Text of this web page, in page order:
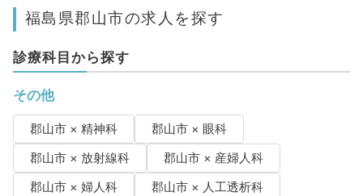
福島県郡山市の求人を探す
診療科目から探す
その他
郡山市 × 精神科
郡山市 × 眼科
郡山市 × 放射線科
郡山市 × 産婦人科
郡山市 × 婦人科
郡山市 × 人工透析科